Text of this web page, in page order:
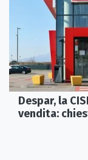
Despar, la
vendita: